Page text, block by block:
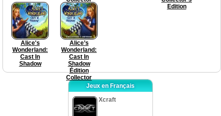
Edition
Alice's
Wonderland:
Cast In
Shadow
Alice’s
Wonderland:
Cast In
Shadow
Édition
Collector
Jeux en Français
Xcraft